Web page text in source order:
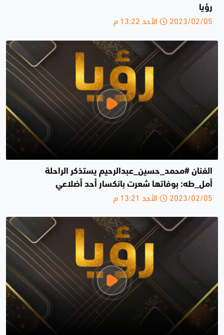
رؤيا
2023/02/05 الأحد 13:22 م
الفنان #محمد_حسين_عبدالرحيم يستذكر الراحلة
أمل_طه: بوفاتها شعرت بانكسار أحد أضلاعي
2023/02/05 الأحد 13:21 م